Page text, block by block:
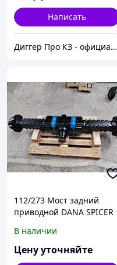
Написать
Диггер Про КЗ - официальный представитель CARRARO и DANA SPICER
112/273 Мост задний
приводной DANA SPICER
В наличии
Цену уточняйте